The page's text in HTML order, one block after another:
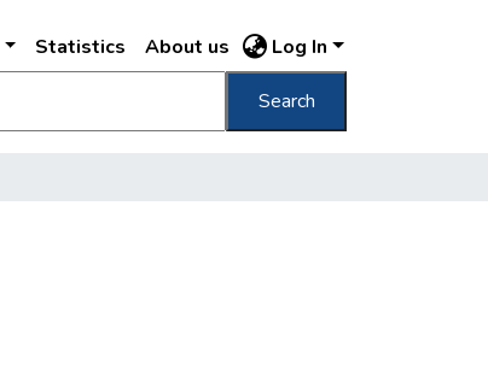
Statistics About us Log In
Search